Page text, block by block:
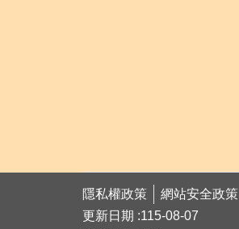
隱私權政策 網站安全政策
更新日期
115-08-07